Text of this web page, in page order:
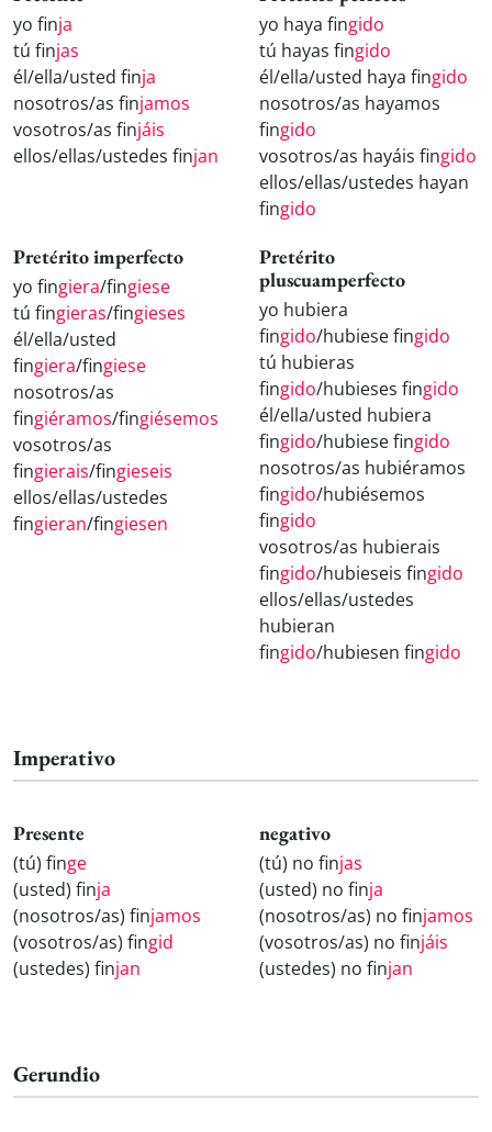
yo finja
tú finjas
él/ella/usted finja
nosotros/as finjamos
vosotros/as finjáis
ellos/ellas/ustedes finjan
yo haya fingido
tú hayas fingido
él/ella/usted haya fingido
nosotros/as hayamos
fingido
vosotros/as hayáis fingido
ellos/ellas/ustedes hayan
fingido
Pretérito imperfecto
yo fingiera/fingiese
tú fingieras/fingieses
él/ella/usted
fingiera/fingiese
nosotros/as
fingiéramos/fingiésemos
vosotros/as
fingierais/fingieseis
ellos/ellas/ustedes
fingieran/fingiesen
Pretérito
pluscuamperfecto
yo hubiera
fingido/hubiese fingido
tú hubieras
fingido/hubieses fingido
él/ella/usted hubiera
fingido/hubiese fingido
nosotros/as hubiéramos
fingido/hubiésemos
fingido
vosotros/as hubierais
fingido/hubieseis fingido
ellos/ellas/ustedes
hubieran
fingido/hubiesen fingido
Imperativo
Presente
(tú) finge
(usted) finja
(nosotros/as) finjamos
(vosotros/as) fingid
(ustedes) finjan
negativo
(tú) no finjas
(usted) no finja
(nosotros/as) no finjamos
(vosotros/as) no finjáis
(ustedes) no finjan
Gerundio